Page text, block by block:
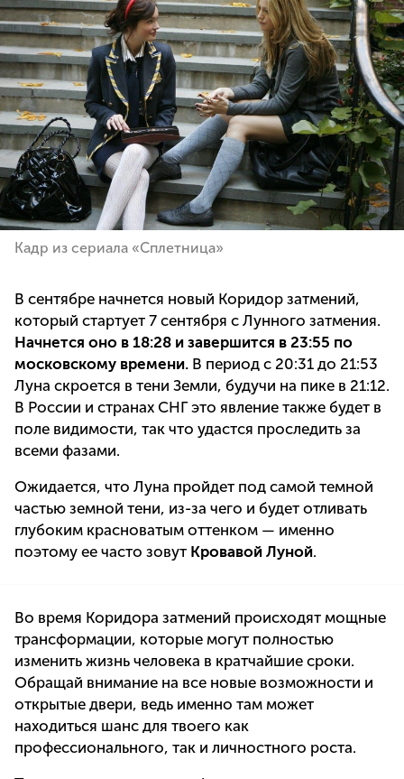
Кадр из сериала «Сплетница»
В сентябре начнется новый Коридор затмений,
который стартует 7 сентября с Лунного затмения.
Начнется оно в 18:28 и завершится в 23:55 по
московскому времени. В период с 20:31 до 21:53
Луна скроется в тени Земли, будучи на пике в 21:12.
В России и странах СНГ это явление также будет в
поле видимости, так что удастся проследить за
всеми фазами.
Ожидается, что Луна пройдет под самой темной
частью земной тени, из-за чего и будет отливать
глубоким красноватым оттенком — именно
поэтому ее часто зовут Кровавой Луной.
Во время Коридора затмений происходят мощные
трансформации, которые могут полностью
изменить жизнь человека в кратчайшие сроки.
Обращай внимание на все новые возможности и
открытые двери, ведь именно там может
находиться шанс для твоего как
профессионального, так и личностного роста.